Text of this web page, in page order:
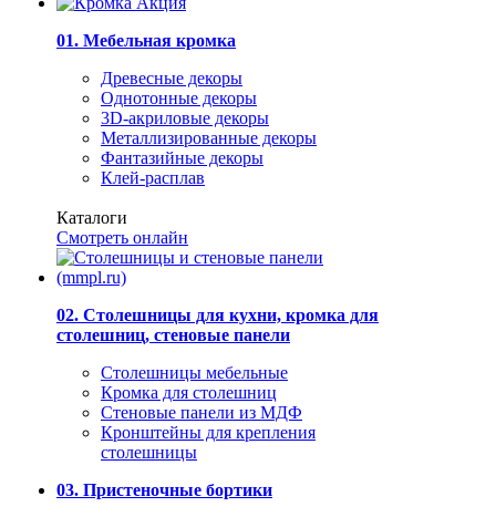
01. Мебельная кромка
Древесные декоры
Однотонные декоры
3D-акриловые декоры
Металлизированные декоры
Фантазийные декоры
Клей-расплав
Каталоги
Смотреть онлайн
02. Столешницы для кухни, кромка для
столешниц, стеновые панели
Столешницы мебельные
Кромка для столешниц
Стеновые панели из МДФ
Кронштейны для крепления
столешницы
03. Пристеночные бортики